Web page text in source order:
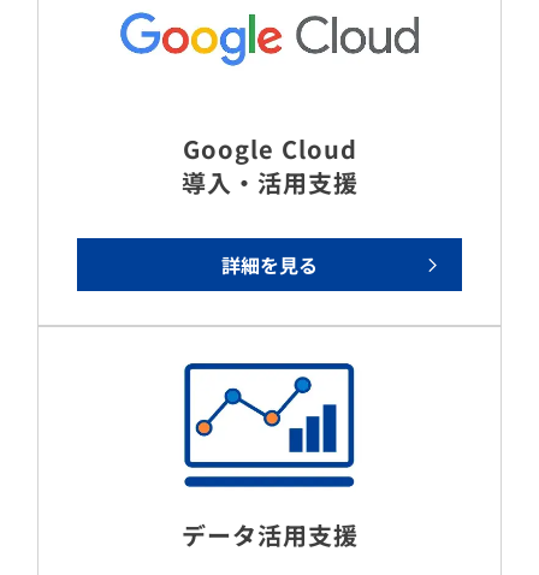
Google Cloud
導入・活用支援
詳細を見る
データ活用支援